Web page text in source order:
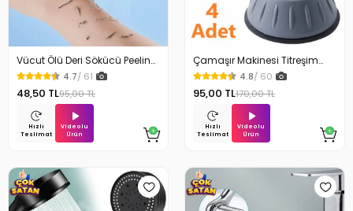
Vücut Ölü Deri Sökücü Peeling
Banyo Duş Süngeri
4.7/ 61
48,50 TL95,00 TL
Hızlı
Teslimat
Videolu
Ürün
Çamaşır Makinesi Titreşim
Engelleyici Stoper 4Lü
4.8/ 60
95,00 TL170,00 TL
Hızlı
Teslimat
Videolu
Ürün